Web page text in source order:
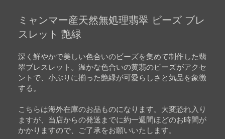
beginning
images
gallery
ミャンマー産天然無処理翡翠 ビーズ ブレ
スレット 艶緑
深く鮮やかで美しい色合いのビーズを集めて制作した翡
翠ブレスレット。温かな色合いの黄翡のビーズがアクセ
ントで、小ぶりに揃った艶緑が可愛らしさと気品を象徴
する。
こちらは海外在庫のお品ものになります。大変恐れ入り
ますが、当店からの発送までに約一週間ほどのお時間が
かかりますので、ご了承をお願いいたします。